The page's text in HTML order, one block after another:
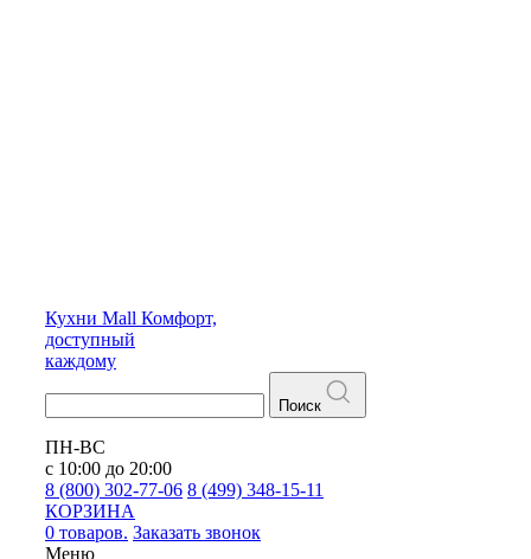
Кухни Mall Комфорт,
доступный
каждому
Поиск
ПН-ВС
с 10:00 до 20:00
8 (800) 302-77-06 8 (499) 348-15-11
КОРЗИНА
0 товаров. Заказать звонок
Меню